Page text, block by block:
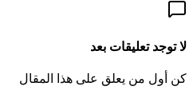
لا توجد تعليقات بعد
كن أول من يعلق على هذا المقال